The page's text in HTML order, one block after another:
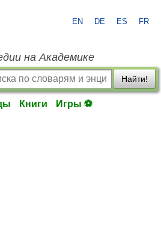
EN DE ES FR
на Академике
Найти!
Книги Игры ⚽